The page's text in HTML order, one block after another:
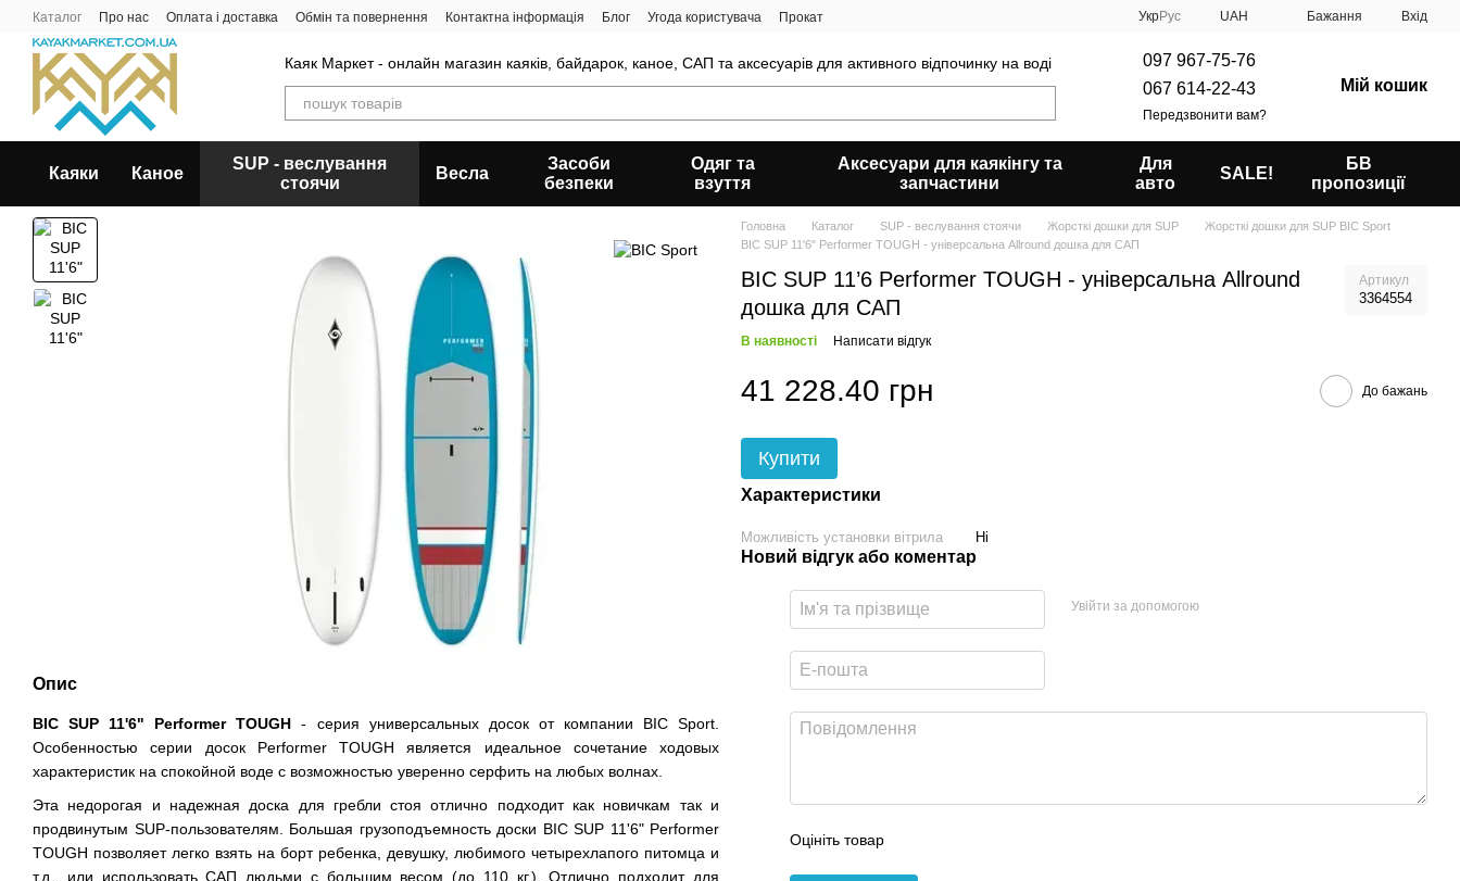
Перейти до основного контенту
Каталог Про нас Оплата і доставка Обмін та повернення Контактна інформація Блог Угода користувача Прокат УкрРус UAH Бажання Вхід
Каяк Маркет - онлайн магазин каяків, байдарок, каное, САП та аксесуарів для активного відпочинку на воді
097 967-75-76
067 614-22-43
Передзвонити вам?
Мій кошик
Каяки Каное
SUP - веслування
стоячи
Весла
Засоби
безпеки
Одяг та
взуття
Аксесуари для каякінгу та
запчастини
Для
авто
SALE!
БВ
пропозиції
Опис
BIC SUP 11'6" Performer TOUGH- серия универсальных досок от компании BIC Sport.
Особенностью серии досок Performer TOUGH является идеальное сочетание ходовых
характеристик на спокойной воде с возможностью уверенно серфить на любых волнах.
Эта недорогая и надежная доска для гребли стоя отлично подходит как новичкам так и
продвинутым SUP-пользователям. Большая грузоподъемность доски BIC SUP 11'6" Performer
TOUGH позволяет легко взять на борт ребенка, девушку, любимого четырехлапого питомца и
т.д., или использовать САП людьми с большим весом (до 110 кг.). Отлично подходит для
Головна Каталог SUP - веслування стоячи Жорсткі дошки для SUP
Жорсткі дошки для SUP BIC Sport
BIC SUP 11'6" Performer TOUGH - універсальна Allround дошка для САП
BIC SUP 11’6 Performer TOUGH - універсальна Allround
дошка для САП
Артикул
3364554
В наявності Написати відгук
41 228.40 грн До бажань
Купити
Характеристики
Можливість установки вітрила Ні
Новий відгук або коментар
Увійти за допомогою
Оцініть товар